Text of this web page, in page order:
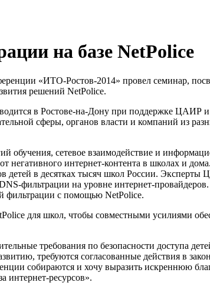
на базе NetPolice
«ИТО-Ростов-2014» провел семинар,
решений NetPolice.
в Ростове-на-Дону при поддержке ЦАИР
сферы, органов власти и компаний из
сетевое взаимодействие и
интернет-контента в школах и
в десятках тысяч школ России.
фильтрации на уровне интернет-
фильтрации с помощью NetPolice.
для школ, чтобы совместными усилиями
требования по безопасности доступа
требуются согласованные действия в
собираются и хочу выразить искреннюю
интернет-ресурсов».